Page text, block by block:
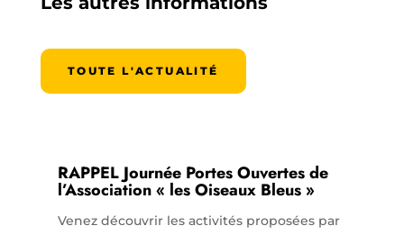
TOUTE L'ACTUALITÉ
RAPPEL Journée Portes Ouvertes de
l’Association « les Oiseaux Bleus »
Venez découvrir les activités proposées par